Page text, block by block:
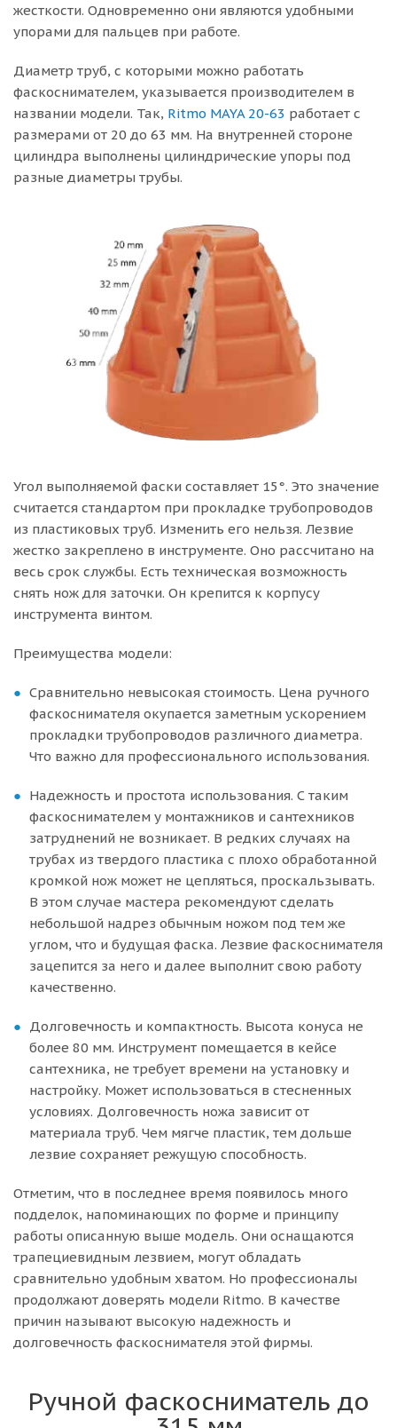
жесткости. Одновременно они являются удобными
упорами для пальцев при работе.
Диаметр труб, с которыми можно работать
фаскоснимателем, указывается производителем в
названии модели. Так, Ritmo MAYA 20-63 работает с
размерами от 20 до 63 мм. На внутренней стороне
цилиндра выполнены цилиндрические упоры под
разные диаметры трубы.
Угол выполняемой фаски составляет 15°. Это значение
считается стандартом при прокладке трубопроводов
из пластиковых труб. Изменить его нельзя. Лезвие
жестко закреплено в инструменте. Оно рассчитано на
весь срок службы. Есть техническая возможность
снять нож для заточки. Он крепится к корпусу
инструмента винтом.
Преимущества модели:
Сравнительно невысокая стоимость. Цена ручного
фаскоснимателя окупается заметным ускорением
прокладки трубопроводов различного диаметра.
Что важно для профессионального использования.
Надежность и простота использования. С таким
фаскоснимателем у монтажников и сантехников
затруднений не возникает. В редких случаях на
трубах из твердого пластика с плохо обработанной
кромкой нож может не цепляться, проскальзывать.
В этом случае мастера рекомендуют сделать
небольшой надрез обычным ножом под тем же
углом, что и будущая фаска. Лезвие фаскоснимателя
зацепится за него и далее выполнит свою работу
качественно.
Долговечность и компактность. Высота конуса не
более 80 мм. Инструмент помещается в кейсе
сантехника, не требует времени на установку и
настройку. Может использоваться в стесненных
условиях. Долговечность ножа зависит от
материала труб. Чем мягче пластик, тем дольше
лезвие сохраняет режущую способность.
Отметим, что в последнее время появилось много
подделок, напоминающих по форме и принципу
работы описанную выше модель. Они оснащаются
трапециевидным лезвием, могут обладать
сравнительно удобным хватом. Но профессионалы
продолжают доверять модели Ritmo. В качестве
причин называют высокую надежность и
долговечность фаскоснимателя этой фирмы.
Ручной фаскосниматель до